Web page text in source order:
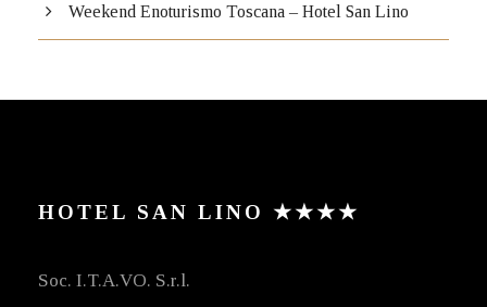
Weekend Enoturismo Toscana – Hotel San Lino
HOTEL SAN LINO ★★★★
Soc. I.T.A.VO. S.r.l.